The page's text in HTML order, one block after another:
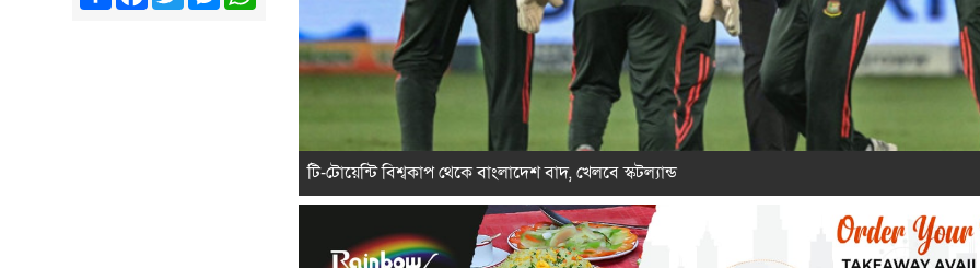
টি-টোয়েন্টি বিশ্বকাপ থেকে বাংলাদেশ বাদ, খেলবে স্কটল্যান্ড